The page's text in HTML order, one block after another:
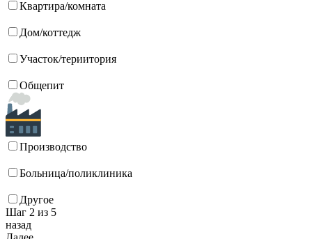
Квартира/комната
Дом/коттедж
Участок/териитория
Общепит
Производство
Больница/поликлиника
Другое
Шаг 2 из 5
назад